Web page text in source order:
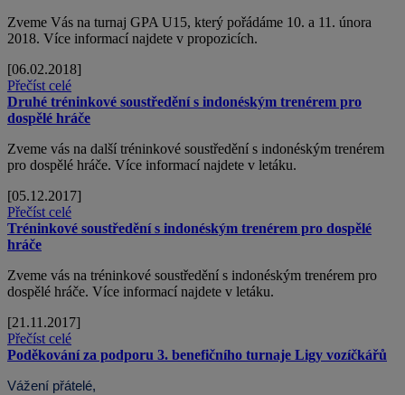
Zveme Vás na turnaj GPA U15, který pořádáme 10. a 11. února
2018. Více informací najdete v propozicích.
[06.02.2018]
Přečíst celé
Druhé tréninkové soustředění s indonéským trenérem pro
dospělé hráče
Zveme vás na další tréninkové soustředění s indonéským trenérem
pro dospělé hráče. Více informací najdete v letáku.
[05.12.2017]
Přečíst celé
Tréninkové soustředění s indonéským trenérem pro dospělé
hráče
Zveme vás na tréninkové soustředění s indonéským trenérem pro
dospělé hráče. Více informací najdete v letáku.
[21.11.2017]
Přečíst celé
Poděkování za podporu 3. benefičního turnaje Ligy vozíčkářů
Vážení přátelé,